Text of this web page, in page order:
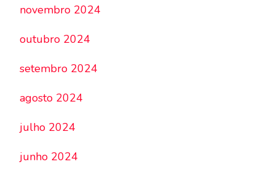
novembro 2024
outubro 2024
setembro 2024
agosto 2024
julho 2024
junho 2024